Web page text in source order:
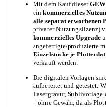
Mit dem Kauf dieser
einkommerzielles
alle separat erworbenen
privater Nutzungslizenz)
kommerzielles Upgrade
angefertigte/produzierte
Einzelstücke je
verkauft werden.
Die digitalen Vorlagen
aufbereitet und getestet.
Lasergravur, Sublivorlage
– ohne Gewähr, da als